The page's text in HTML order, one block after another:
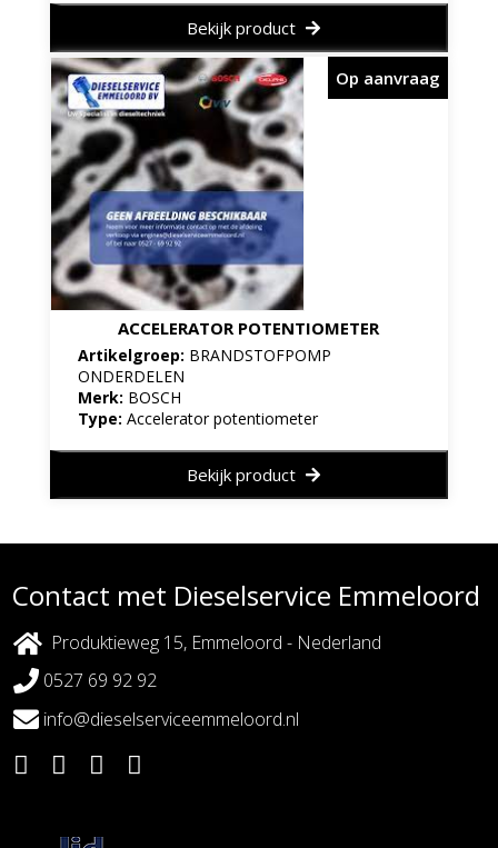
Bekijk product
ACCELERATOR POTENTIOMETER
Artikelgroep: BRANDSTOFPOMP
ONDERDELEN
Merk: BOSCH
Type: Accelerator potentiometer
Op aanvraag
Bekijk product
Contact met Dieselservice Emmeloord
Produktieweg 15, Emmeloord - Nederland
0527 69 92 92
info@dieselserviceemmeloord.nl